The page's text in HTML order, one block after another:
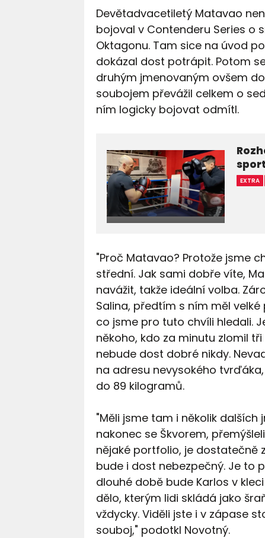
Devětadvacetiletý Matavao
bojoval v Contenderu Series o
Oktagonu. Tam sice na úvod
dokázal dost potrápit. Potom
druhým jmenovaným ovšem
soubojem převážil celkem o
ním logicky bojovat odmítl.
EXTRA
"Proč Matavao? Protože jsme
střední. Jak sami dobře víte,
navážit, takže ideální volba.
Salina, předtím s ním měl
co jsme pro tuto chvíli hledali.
někoho, kdo za minutu zlomil
nebude dost dobré nikdy.
na adresu nevysokého
do 89 kilogramů.
"Měli jsme tam i několik dalších
nakonec se Škvorem,
nějaké portfolio, je dostatečně
bude i dost nebezpečný. Je to
dlouhé době bude Karlos v
dělo, kterým lidi skládá jako
vždycky. Viděli jste i v zápase
souboj," podotkl Novotný.